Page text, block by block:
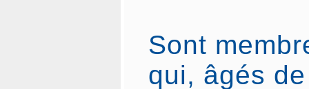
Sont
qui, âgés